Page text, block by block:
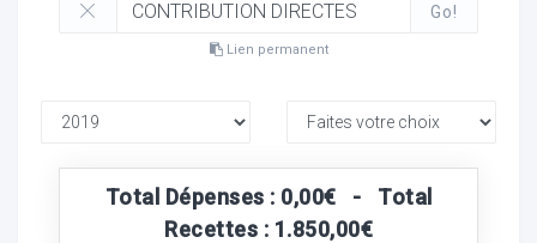
Go!
Lien permanent
Total Dépenses : 0,00€ - Total
Recettes : 1.850,00€